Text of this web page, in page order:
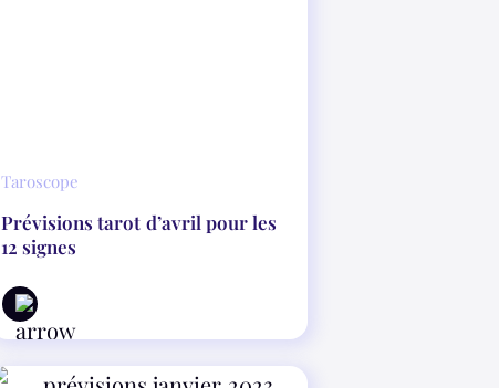
Taroscope
Prévisions tarot d’avril pour les
12 signes